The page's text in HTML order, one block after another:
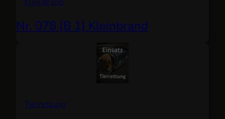
Nr. 078 [B 1] Kleinbrand
Tierrettung